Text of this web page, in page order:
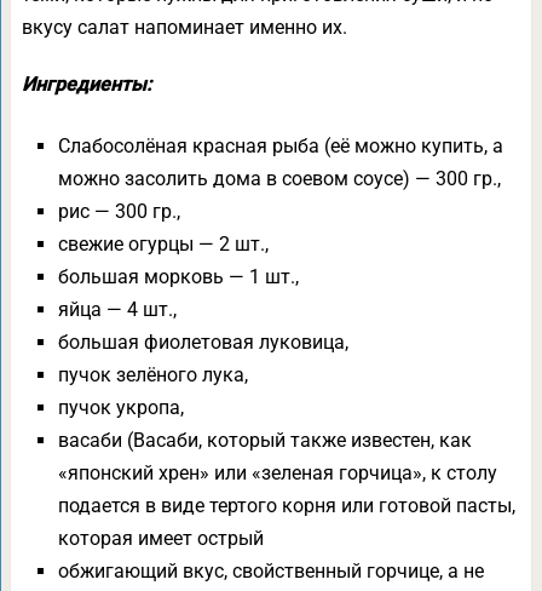
вкусу салат напоминает именно их.
Ингредиенты:
Слабосолёная красная рыба (её можно купить, а
можно засолить дома в соевом соусе) — 300 гр.,
рис — 300 гр.,
свежие огурцы — 2 шт.,
большая морковь — 1 шт.,
яйца — 4 шт.,
большая фиолетовая луковица,
пучок зелёного лука,
пучок укропа,
васаби (Васаби, который также известен, как
«японский хрен» или «зеленая горчица», к столу
подается в виде тертого корня или готовой пасты,
которая имеет острый
обжигающий вкус, свойственный горчице, а не